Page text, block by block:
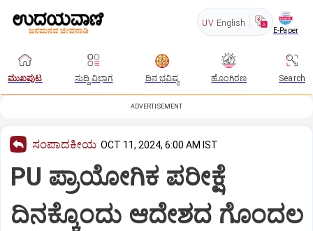
UV English
E-Paper
ಮುಖಪುಟ ಸುದ್ದಿ ವಿಭಾಗ ದಿನ ಭವಿಷ್ಯ ಹೊಂಗಿರಣ Search
ADVERTISEMENT
ಸಂಪಾದಕೀಯ OCT 11, 2024, 6:00 AM IST
PU ಪ್ರಾಯೋಗಿಕ ಪರೀಕ್ಷೆ
ದಿನಕ್ಕೊಂದು ಆದೇಶದ ಗೊಂದಲ